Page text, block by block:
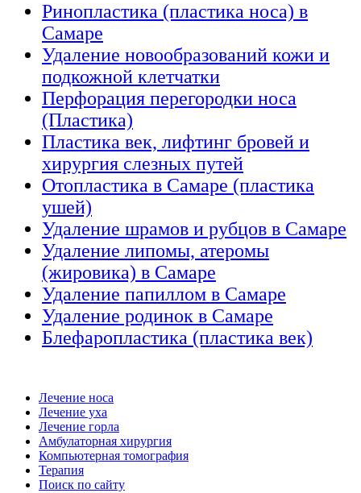
Ринопластика (пластика носа) в
Самаре
Удаление новообразований кожи и
подкожной клетчатки
Перфорация перегородки носа
(Пластика)
Пластика век, лифтинг бровей и
хирургия слезных путей
Отопластика в Самаре (пластика
ушей)
Удаление шрамов и рубцов в Самаре
Удаление липомы, атеромы
(жировика) в Самаре
Удаление папиллом в Самаре
Удаление родинок в Самаре
Блефаропластика (пластика век)
Лечение носа
Лечение уха
Лечение горла
Амбулаторная хирургия
Компьютерная томография
Терапия
Поиск по сайту